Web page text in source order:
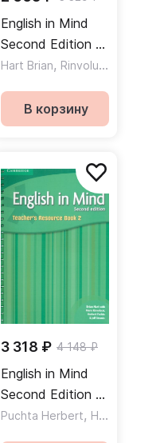
,Rinvolucri Mario
English in Mind
Second Edition 4
Teacher's
Книга для
учителя
Hart Brian, Rinvolucri Mario
В корзину
,Lewis-Jones Peter
3 318 ₽ 4 148 ₽
English in Mind
Second Edition 2
Teacher's
Puchta Herbert, Hart Brian